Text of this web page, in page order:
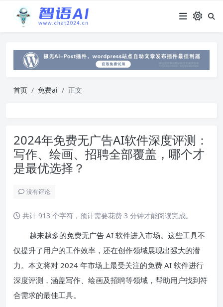
首页 免费ai 正文
2024年免费无广告AI软件深度评测：
写作、绘画、招聘全部覆盖，哪个才
是最优选择？
没有评论
共计 913 个字符，预计需要花费 3 分钟才能阅读完成。
越来越多的免费无广告 AI 软件进入市场。这些工具不
仅提升了用户的工作效率，还在创作领域展现出强大的潜
力。本文将对 2024 年市场上最受关注的免费 AI 软件进行
深度评测，涵盖写作、绘画及招聘等领域，帮助用户找到符
合需求的最佳工具。